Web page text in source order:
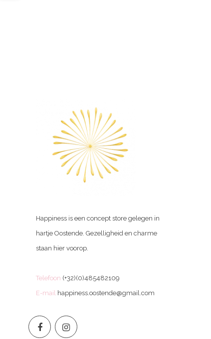
Happiness is een concept store gelegen in
hartje Oostende. Gezelligheid en charme
staan hier voorop.
Telefoon (+32)(0)485482109
E-mail happiness.oostende@gmail.com